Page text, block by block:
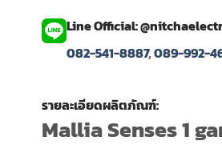
Line Official:
082-541-8887,089-992-
รายละเอียดผลิตภัณฑ์:
Mallia Senses 1